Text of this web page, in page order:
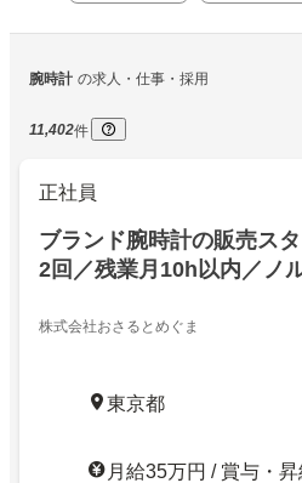
腕時計 の求人・仕事・採用
11,402件
正社員
ブランド腕時計の販売ス
2回／残業月10h以内／ノ
株式会社おさるとめぐま
東京都
月給35万円 / 賞与・昇